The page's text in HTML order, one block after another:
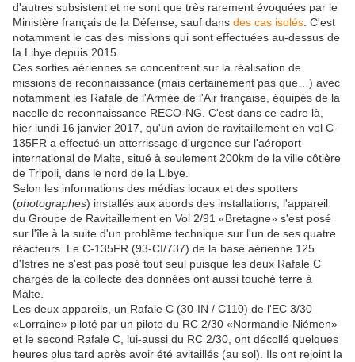
d'autres subsistent et ne sont que très rarement évoquées par le
Ministère français de la Défense, sauf dans des cas isolés . C'est
notamment le cas des missions qui sont effectuées au-dessus de
la Libye depuis 2015.
Ces sorties aériennes se concentrent sur la réalisation de
missions de reconnaissance (mais certainement pas que…) avec
notamment les Rafale de l'Armée de l'Air française, équipés de la
nacelle de reconnaissance RECO-NG. C'est dans ce cadre là,
hier lundi 16 janvier 2017, qu'un avion de ravitaillement en vol C-
135FR a effectué un atterrissage d'urgence sur l'aéroport
international de Malte, situé à seulement 200km de la ville côtière
de Tripoli, dans le nord de la Libye.
Selon les informations des médias locaux et des spotters
(photographes) installés aux abords des installations, l'appareil
du Groupe de Ravitaillement en Vol 2/91 «Bretagne» s'est posé
sur l'île à la suite d'un problème technique sur l'un de ses quatre
réacteurs. Le C-135FR (93-CI/737) de la base aérienne 125
d'Istres ne s'est pas posé tout seul puisque les deux Rafale C
chargés de la collecte des données ont aussi touché terre à
Malte.
Les deux appareils, un Rafale C (30-IN / C110) de l'EC 3/30
«Lorraine» piloté par un pilote du RC 2/30 «Normandie-Niémen»
et le second Rafale C, lui-aussi du RC 2/30, ont décollé quelques
heures plus tard après avoir été avitaillés (au sol). Ils ont rejoint la